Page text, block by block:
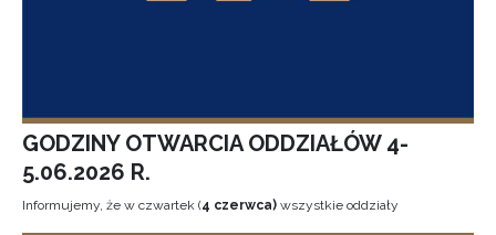
GODZINY OTWARCIA ODDZIAŁÓW 4-
5.06.2026 R.
Informujemy, że w czwartek (4 czerwca) wszystkie oddziały